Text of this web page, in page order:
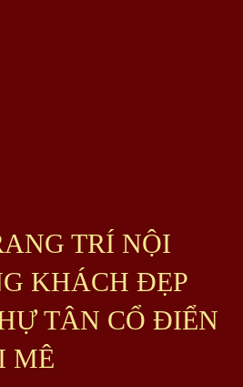
TRÍ NỘI
KHÁCH ĐẸP
TÂN CỔ ĐIỂN
MÊ